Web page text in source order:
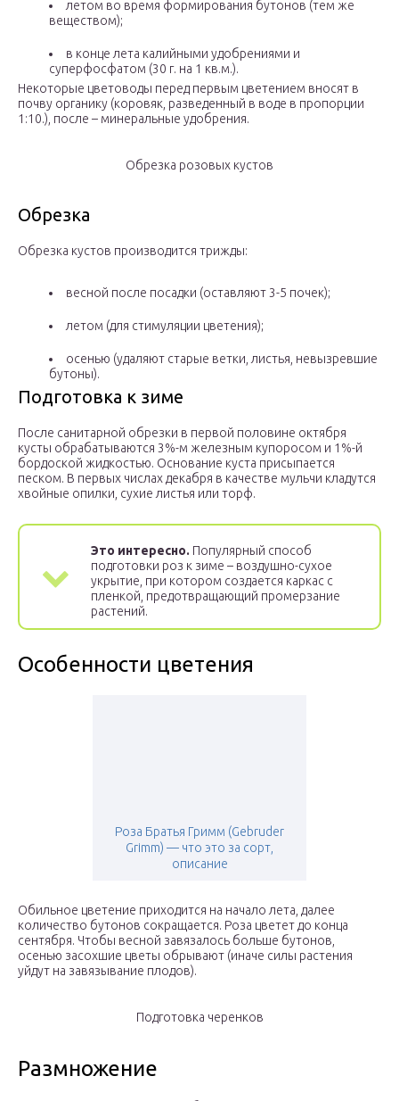
летом во время формирования бутонов (тем же
веществом);
в конце лета калийными удобрениями и
суперфосфатом (30 г. на 1 кв.м.).
Некоторые цветоводы перед первым цветением вносят в
почву органику (коровяк, разведенный в воде в пропорции
1:10.), после – минеральные удобрения.
Обрезка розовых кустов
Обрезка
Обрезка кустов производится трижды:
весной после посадки (оставляют 3-5 почек);
летом (для стимуляции цветения);
осенью (удаляют старые ветки, листья, невызревшие
бутоны).
Подготовка к зиме
После санитарной обрезки в первой половине октября
кусты обрабатываются 3%-м железным купоросом и 1%-й
бордоской жидкостью. Основание куста присыпается
песком. В первых числах декабря в качестве мульчи кладутся
хвойные опилки, сухие листья или торф.
Это интересно. Популярный способ
подготовки роз к зиме – воздушно-сухое
укрытие, при котором создается каркас с
пленкой, предотвращающий промерзание
растений.
Особенности цветения
Роза Братья Гримм (Gebruder
Grimm) — что это за сорт,
описание
Обильное цветение приходится на начало лета, далее
количество бутонов сокращается. Роза цветет до конца
сентября. Чтобы весной завязалось больше бутонов,
осенью засохшие цветы обрывают (иначе силы растения
уйдут на завязывание плодов).
Подготовка черенков
Размножение